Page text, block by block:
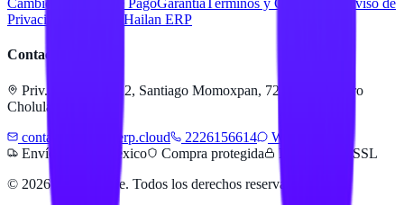
Cambios
Métodos de PagoGarantíaTérminos y Condiciones
Aviso de
Privacidad
Servicios Hailan ERP
Contacto
Priv. Alejandra 512, Santiago Momoxpan, 72775 San Pedro
Cholula, Pue.
contacto@hailanerp.cloud
2226156614
WhatsApp
Envíos a todo México
Compra protegida
Pago seguro SSL
© 2026 Hailan Store. Todos los derechos reservados.